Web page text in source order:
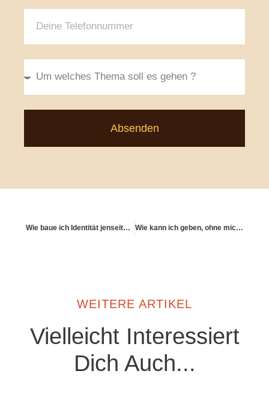
Absenden
Wie baue ich Identität jenseits von Beruf auf? Wie kann ich geben, ohne mich aufzudrängen?
WEITERE ARTIKEL
Vielleicht Interessiert
Dich Auch...